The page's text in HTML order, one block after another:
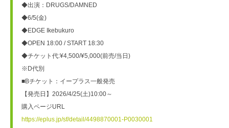
◆出演：DRUGS/DAMNED
◆6/5(金)
◆EDGE Ikebukuro
◆OPEN 18:00 / START 18:30
◆チケット代:¥4,500/¥5,000(前売/当日)
※D代別
■Bチケット：イープラス一般発売
【発売日】2026/4/25(土)10:00～
購入ページURL
https://eplus.jp/sf/detail/4498870001-P0030001